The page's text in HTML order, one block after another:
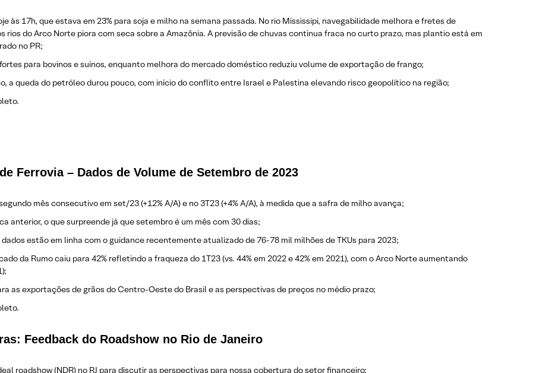
às 17h, que estava em 23% para soja e milho na semana passada. No rio Mississipi, navegabilidade melhora e fretes de
rios do Arco Norte piora com seca sobre a Amazônia. A previsão de chuvas continua fraca no curto prazo, mas plantio está em
no PR;
para bovinos e suínos, enquanto melhora do mercado doméstico reduziu volume de exportação de frango;
a queda do petróleo durou pouco, com início do conflito entre Israel e Palestina elevando risco geopolítico na região;
Ferrovia – Dados de Volume de Setembro de 2023
mês consecutivo em set/23 (+12% A/A) e no 3T23 (+4% A/A), à medida que a safra de milho avança;
anterior, o que surpreende já que setembro é um mês com 30 dias;
estão em linha com o guidance recentemente atualizado de 76-78 mil milhões de TKUs para 2023;
da Rumo caiu para 42% refletindo a fraqueza do 1T23 (vs. 44% em 2022 e 42% em 2021), com o Arco Norte aumentando
as exportações de grãos do Centro-Oeste do Brasil e as perspectivas de preços no médio prazo;
Feedback do Roadshow no Rio de Janeiro
roadshow (NDR) no RJ para discutir as perspectivas para nossa cobertura do setor financeiro;